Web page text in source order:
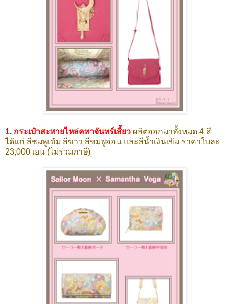
1. กระเป๋าสะพายไหล่คทาจันทร์เสี้ยว ผลิตออกมาทั้งหมด 4 สี
ได้แก่ สีชมพูเข้ม สีขาว สีชมพูอ่อน และสีน้ำเงินเข้ม ราคาใบละ
23,000 เยน (ไม่รวมภาษี)